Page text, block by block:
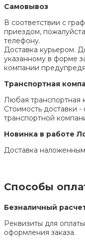
Самовывоз
В соответствии с
приездом,
телефону.
Доставка курьером.
указанному в форме
компании
Транспортная
Любая транспортная
Стоимость доставки -
транспортной
Новинка в работе
Доставка
Способы
Безналичный
Реквизиты для
оформления заказа.